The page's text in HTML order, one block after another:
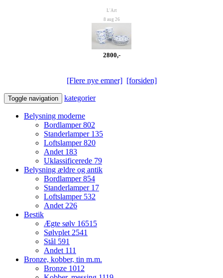
L'Art
8 aug 26
2800,-
[Flere nye emner] [forsiden]
Toggle navigation kategorier
Belysning moderne
Bordlamper802
Standerlamper 135
Loftslamper820
Andet 183
Uklassificerede 79
Belysning ældre og antik
Bordlamper854
Standerlamper 17
Loftslamper 532
Andet 226
Bestik
Ægte sølv 16515
Sølvplet 2541
Stål 591
Andet 111
Bronze, kobber, tin m.m.
Bronze 1012